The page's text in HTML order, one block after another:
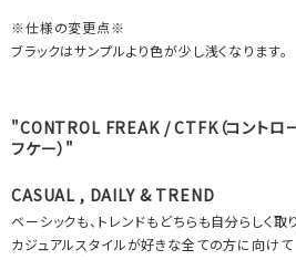
※仕様の変更点※
ブラックはサンプルより色が少し浅くなります。
"CONTROL FREAK / CTFK（コントロ
フケー）"
CASUAL , DAILY & TREND
ベーシックも、トレンドもどちらも自分らしく取
カジュアルスタイルが好きな全ての方に向けて